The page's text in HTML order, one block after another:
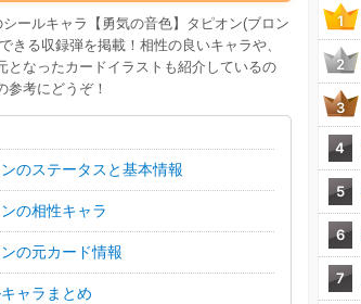
ールキャラ【勇気の音色】タピオン(ブロン
きる収録弾を掲載！相性の良いキャラや、
となったカードイラストも紹介しているの
参考にどうぞ！
のステータスと基本情報
の相性キャラ
の元カード情報
ャラまとめ
1
2
3
4
5
6
7